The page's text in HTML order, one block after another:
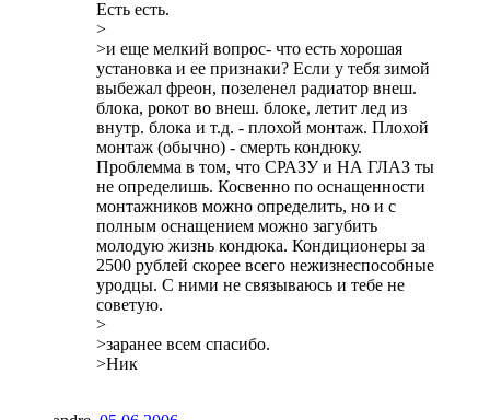
Есть есть.
>
>и еще мелкий вопрос- что есть хорошая
установка и ее признаки? Если у тебя зимой
выбежал фреон, позеленел радиатор внеш.
блока, рокот во внеш. блоке, летит лед из
внутр. блока и т.д. - плохой монтаж. Плохой
монтаж (обычно) - смерть кондюку.
Проблемма в том, что СРАЗУ и НА ГЛАЗ ты
не определишь. Косвенно по оснащенности
монтажников можно определить, но и с
полным оснащением можно загубить
молодую жизнь кондюка. Кондиционеры за
2500 рублей скорее всего нежизнеспособные
уродцы. С ними не связываюсь и тебе не
советую.
>
>заранее всем спасибо.
>Ник